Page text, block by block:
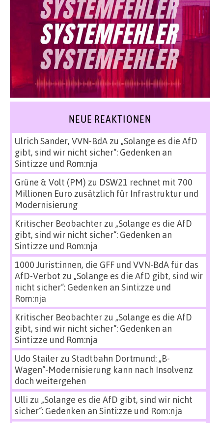
NEUE REAKTIONEN
Ulrich Sander, VVN-BdAzu „Solange es die AfD
gibt, sind wir nicht sicher“: Gedenken an
Sinti:zze und Rom:nja
Grüne & Volt (PM) zu DSW21 rechnet mit 700
Millionen Euro zusätzlich für Infrastruktur und
Modernisierung
Kritischer Beobachterzu „Solange es die AfD
gibt, sind wir nicht sicher“: Gedenken an
Sinti:zze und Rom:nja
1000 Jurist:innen, die GFF und VVN-BdA für das
AfD-Verbot zu „Solange es die AfD gibt, sind wir
nicht sicher“: Gedenken an Sinti:zze und
Rom:nja
Kritischer Beobachterzu „Solange es die AfD
gibt, sind wir nicht sicher“: Gedenken an
Sinti:zze und Rom:nja
Udo Stailerzu Stadtbahn Dortmund: „B-
Wagen“-Modernisierung kann nach Insolvenz
doch weitergehen
Ulli zu „Solange es die AfD gibt, sind wir nicht
sicher“: Gedenken an Sinti:zze und Rom:nja